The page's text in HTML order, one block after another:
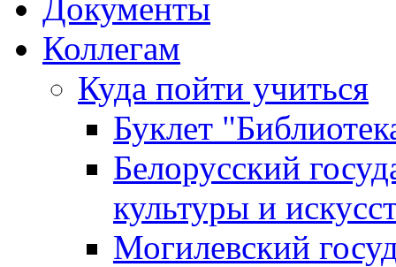
Документы
Коллегам
Куда пойти учиться
Буклет
Белорусский
культуры и
Могилевский